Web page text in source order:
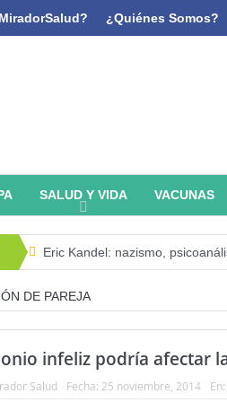
¿Quiénes Somos?
SALUD Y VIDA VACUNAS
Eric Kandel: nazismo,
Estado de la Seguridad
¿Los 20 años de regalo? Parte
Serie: Consciencia e
DE PAREJA
infeliz podría afectar
Salud Fecha: 25 noviembre, 2014 En: